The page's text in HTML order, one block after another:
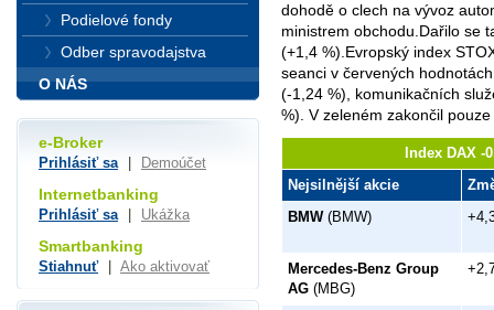
dohodě o clech na vývoz
ministrem obchodu.Dařilo se
(+1,4 %).Evropský index
seanci v červených
(-1,24 %), komunikačních
%). V zeleném zakončil
Index DAX -
Nejsilnější akcie
BMW(BMW)
Mercedes-Benz Group
AG (MBG)
Podielové fondy
Odber spravodajstva
O NÁS
e-Broker
Prihlásiť sa Demoúčet
Internetbanking
Prihlásiť sa Ukážka
Smartbanking
Stiahnuť Ako aktivovať